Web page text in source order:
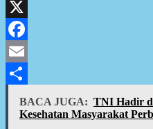
WhatsApp
X
Facebook
Email
Share
BACA JUGA: TNI Hadir
Kesehatan Masyarakat